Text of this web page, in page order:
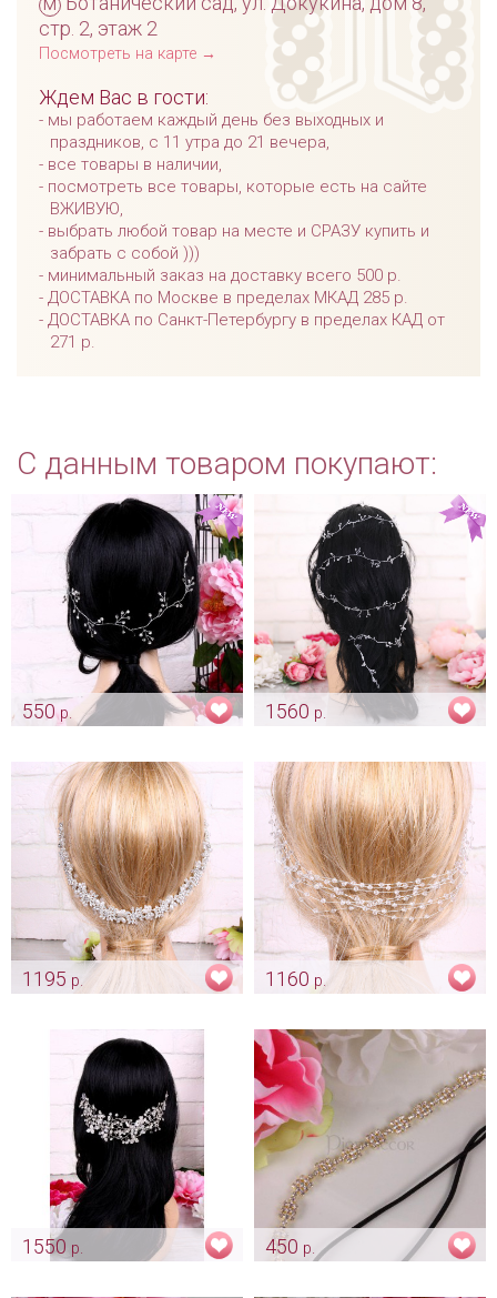
стр. 2, этаж 2
Посмотреть на карте →
Ждем Вас в гости:
мы работаем каждый день без выходных и
праздников, с 11 утра до 21 вечера,
все товары в наличии,
посмотреть все товары, которые есть на сайте
ВЖИВУЮ,
выбрать любой товар на месте и СРАЗУ купить и
забрать с собой )))
минимальный заказ на доставку всего 500 р.
ДОСТАВКА по Москве в пределах МКАД 285 р.
ДОСТАВКА по Санкт-Петербургу в пределах КАД от
271 р.
С данным товаром покупают:
550р.
1560 р.
1195 р.
Арт: diad_0019
1160 р.
Арт: diad_0045
1550 р.
450 р.